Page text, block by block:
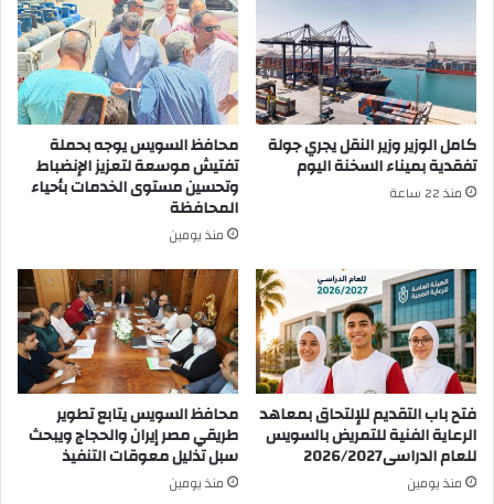
كامل الوزير وزير النقل يجري جولة
تفقدية بميناء السخنة اليوم
منذ 22 ساعة
محافظ السويس يوجه بحملة
تفتيش موسعة لتعزيز الإنضباط
وتحسين مستوى الخدمات بأحياء
المحافظة
منذ يومين
فتح باب التقديم للإلتحاق بمعاهد
الرعاية الفنية للتمريض بالسويس
للعام الدراسى2026/2027
منذ يومين
محافظ السويس يتابع تطوير
طريقي مصر إيران والحجاج ويبحث
سبل تذليل معوقات التنفيذ
منذ يومين